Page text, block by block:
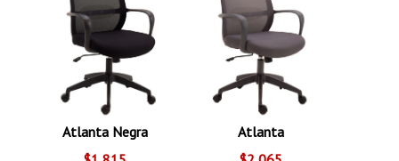
Atlanta Negra
Atlanta